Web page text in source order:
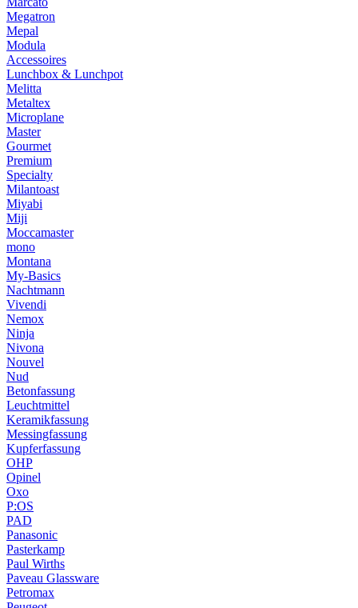
Megatron
Mepal
Modula
Accessoires
Lunchbox & Lunchpot
Melitta
Metaltex
Microplane
Master
Gourmet
Premium
Specialty
Milantoast
Miyabi
Miji
Moccamaster
mono
Montana
My-Basics
Nachtmann
Vivendi
Nemox
Ninja
Nivona
Nouvel
Nud
Betonfassung
Leuchtmittel
Keramikfassung
Messingfassung
Kupferfassung
OHP
Opinel
Oxo
P:OS
PAD
Panasonic
Pasterkamp
Paul Wirths
Paveau Glassware
Petromax